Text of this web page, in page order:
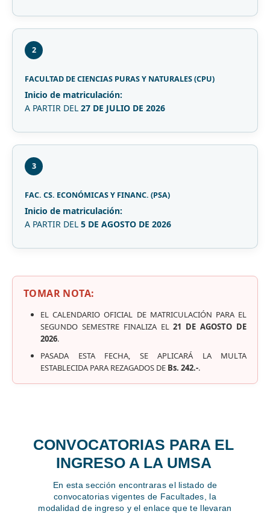
2
FACULTAD DE CIENCIAS PURAS Y NATURALES (CPU)
Inicio de matriculación:
A PARTIR DEL 27 DE JULIO DE 2026
3
FAC. CS. ECONÓMICAS Y FINANC. (PSA)
Inicio de matriculación:
A PARTIR DEL 5 DE AGOSTO DE 2026
TOMAR NOTA:
EL CALENDARIO OFICIAL DE MATRICULACIÓN PARA EL
SEGUNDO SEMESTRE FINALIZA EL21 DE AGOSTO DE
2026.
PASADA ESTA FECHA, SE APLICARÁ LA MULTA
ESTABLECIDA PARA REZAGADOS DE Bs. 242.-.
CONVOCATORIAS PARA EL
INGRESO A LA UMSA
En esta sección encontraras el listado de
convocatorias vigentes de Facultades, la
modalidad de ingreso y el enlace que te llevaran